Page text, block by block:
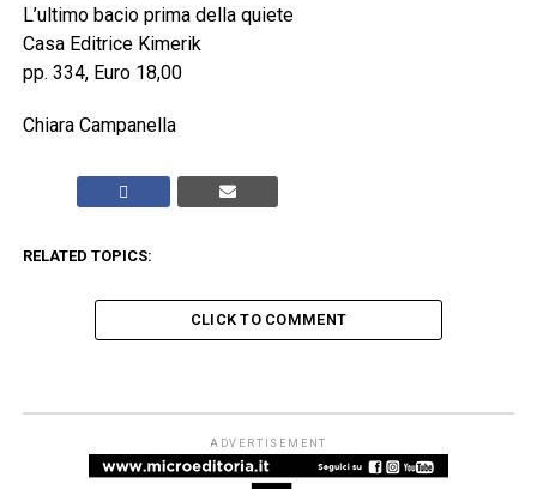
L’ultimo bacio prima della quiete
Casa Editrice Kimerik
pp. 334, Euro 18,00
Chiara Campanella
RELATED TOPICS:
CLICK TO COMMENT
ADVERTISEMENT